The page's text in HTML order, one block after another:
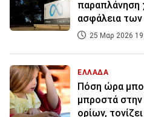
παραπλάνηση
ασφάλεια των
25 Μαρ 2026
ΕΛΛΑΔΑ
Πόση ώρα
μπροστά
ορίων,